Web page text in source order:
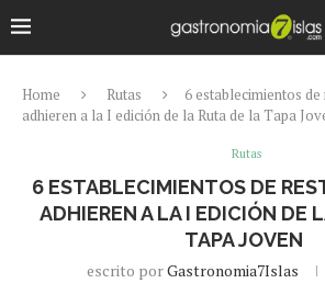
Home Rutas
6 establecimientos
adhieren a la I edición de la Ruta de la Tapa
Rutas
6 ESTABLECIMIENTOS DE
ADHIEREN A LA I EDICIÓN DE
TAPA JOVEN
escrito porGastronomia7Islas